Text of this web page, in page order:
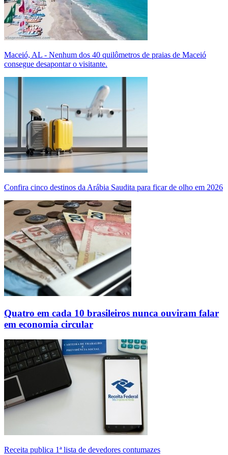
Maceió, AL - Nenhum dos 40 quilômetros de praias de Maceió
consegue desapontar o visitante.
Confira cinco destinos da Arábia Saudita para ficar de olho em 2026
Quatro em cada 10 brasileiros nunca ouviram falar
em economia circular
Receita publica 1ª lista de devedores contumazes